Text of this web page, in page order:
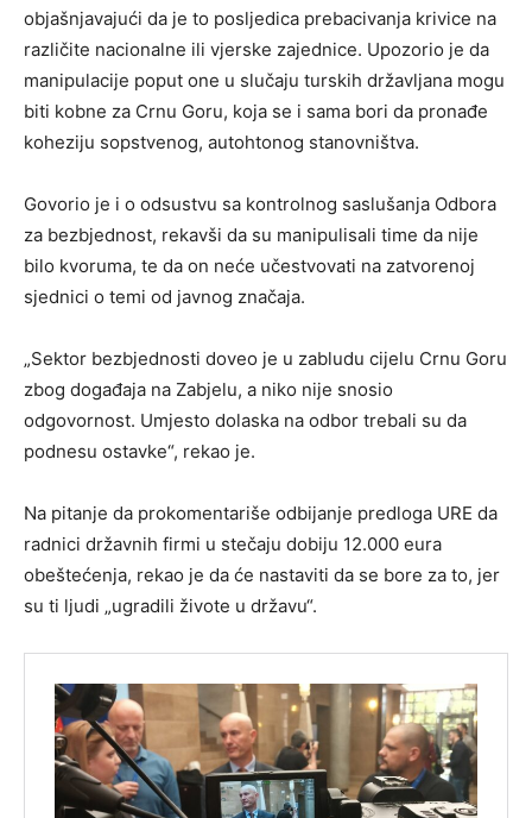
objašnjavajući da je to posljedica prebacivanja krivice na
različite nacionalne ili vjerske zajednice. Upozorio je da
manipulacije poput one u slučaju turskih državljana mogu
biti kobne za Crnu Goru, koja se i sama bori da pronađe
koheziju sopstvenog, autohtonog stanovništva.
Govorio je i o odsustvu sa kontrolnog saslušanja Odbora
za bezbjednost, rekavši da su manipulisali time da nije
bilo kvoruma, te da on neće učestvovati na zatvorenoj
sjednici o temi od javnog značaja.
„Sektor bezbjednosti doveo je u zabludu cijelu Crnu Goru
zbog događaja na Zabjelu, a niko nije snosio
odgovornost. Umjesto dolaska na odbor trebali su da
podnesu ostavke“, rekao je.
Na pitanje da prokomentariše odbijanje predloga URE da
radnici državnih firmi u stečaju dobiju 12.000 eura
obeštećenja, rekao je da će nastaviti da se bore za to, jer
su ti ljudi „ugradili živote u državu“.